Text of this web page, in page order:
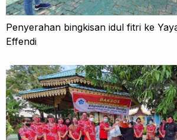
Penyerahan bingkisan idul fitri ke
Effendi